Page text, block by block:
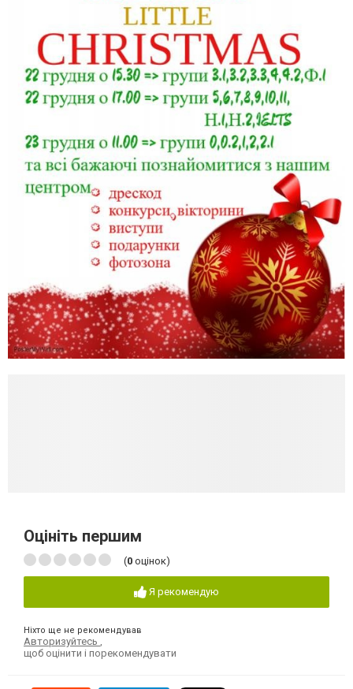
Оцініть першим
(0 оцінок)
Я рекомендую
Ніхто ще не рекомендував
Авторизуйтесь ,
щоб оцінити і порекомендувати